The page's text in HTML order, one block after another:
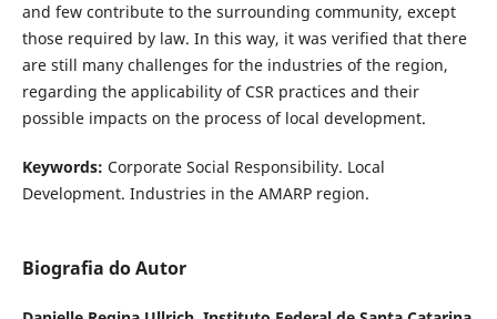
and few contribute to the surrounding community, except
those required by law. In this way, it was verified that there
are still many challenges for the industries of the region,
regarding the applicability of CSR practices and their
possible impacts on the process of local development.
Keywords: Corporate Social Responsibility. Local
Development. Industries in the AMARP region.
Biografia do Autor